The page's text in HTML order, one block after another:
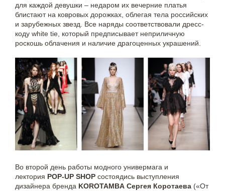
для каждой девушки – недаром их вечерние платья
блистают на ковровых дорожках, облегая тела российских
и зарубежных звезд. Все наряды соответствовали дресс-
коду white tie, который предписывает неприличную
роскошь облачения и наличие драгоценных украшений.
Во второй день работы модного универмага и
лектория POP-UP SHOP состоядись выступления
дизайнера бренда KOROTAMBA Сергея Коротаева («От